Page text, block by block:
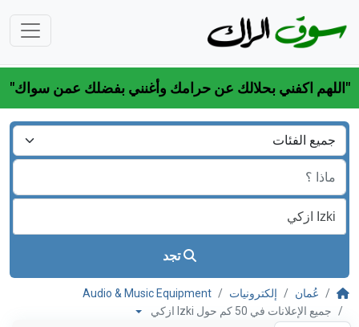
"اللهم اكفني بحلالك عن حرامك وأغنني بفضلك عمن سواك"
تجد
عُمان إلكترونيات
Audio & Music Equipment
جميع الإعلانات في 50 كم حول Izki ازكي